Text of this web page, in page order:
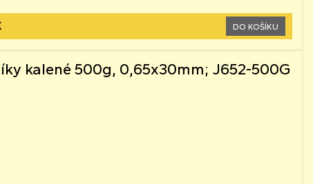
DO KOŠÍKU
kalené 500g, 0,65x30mm; J652-500G